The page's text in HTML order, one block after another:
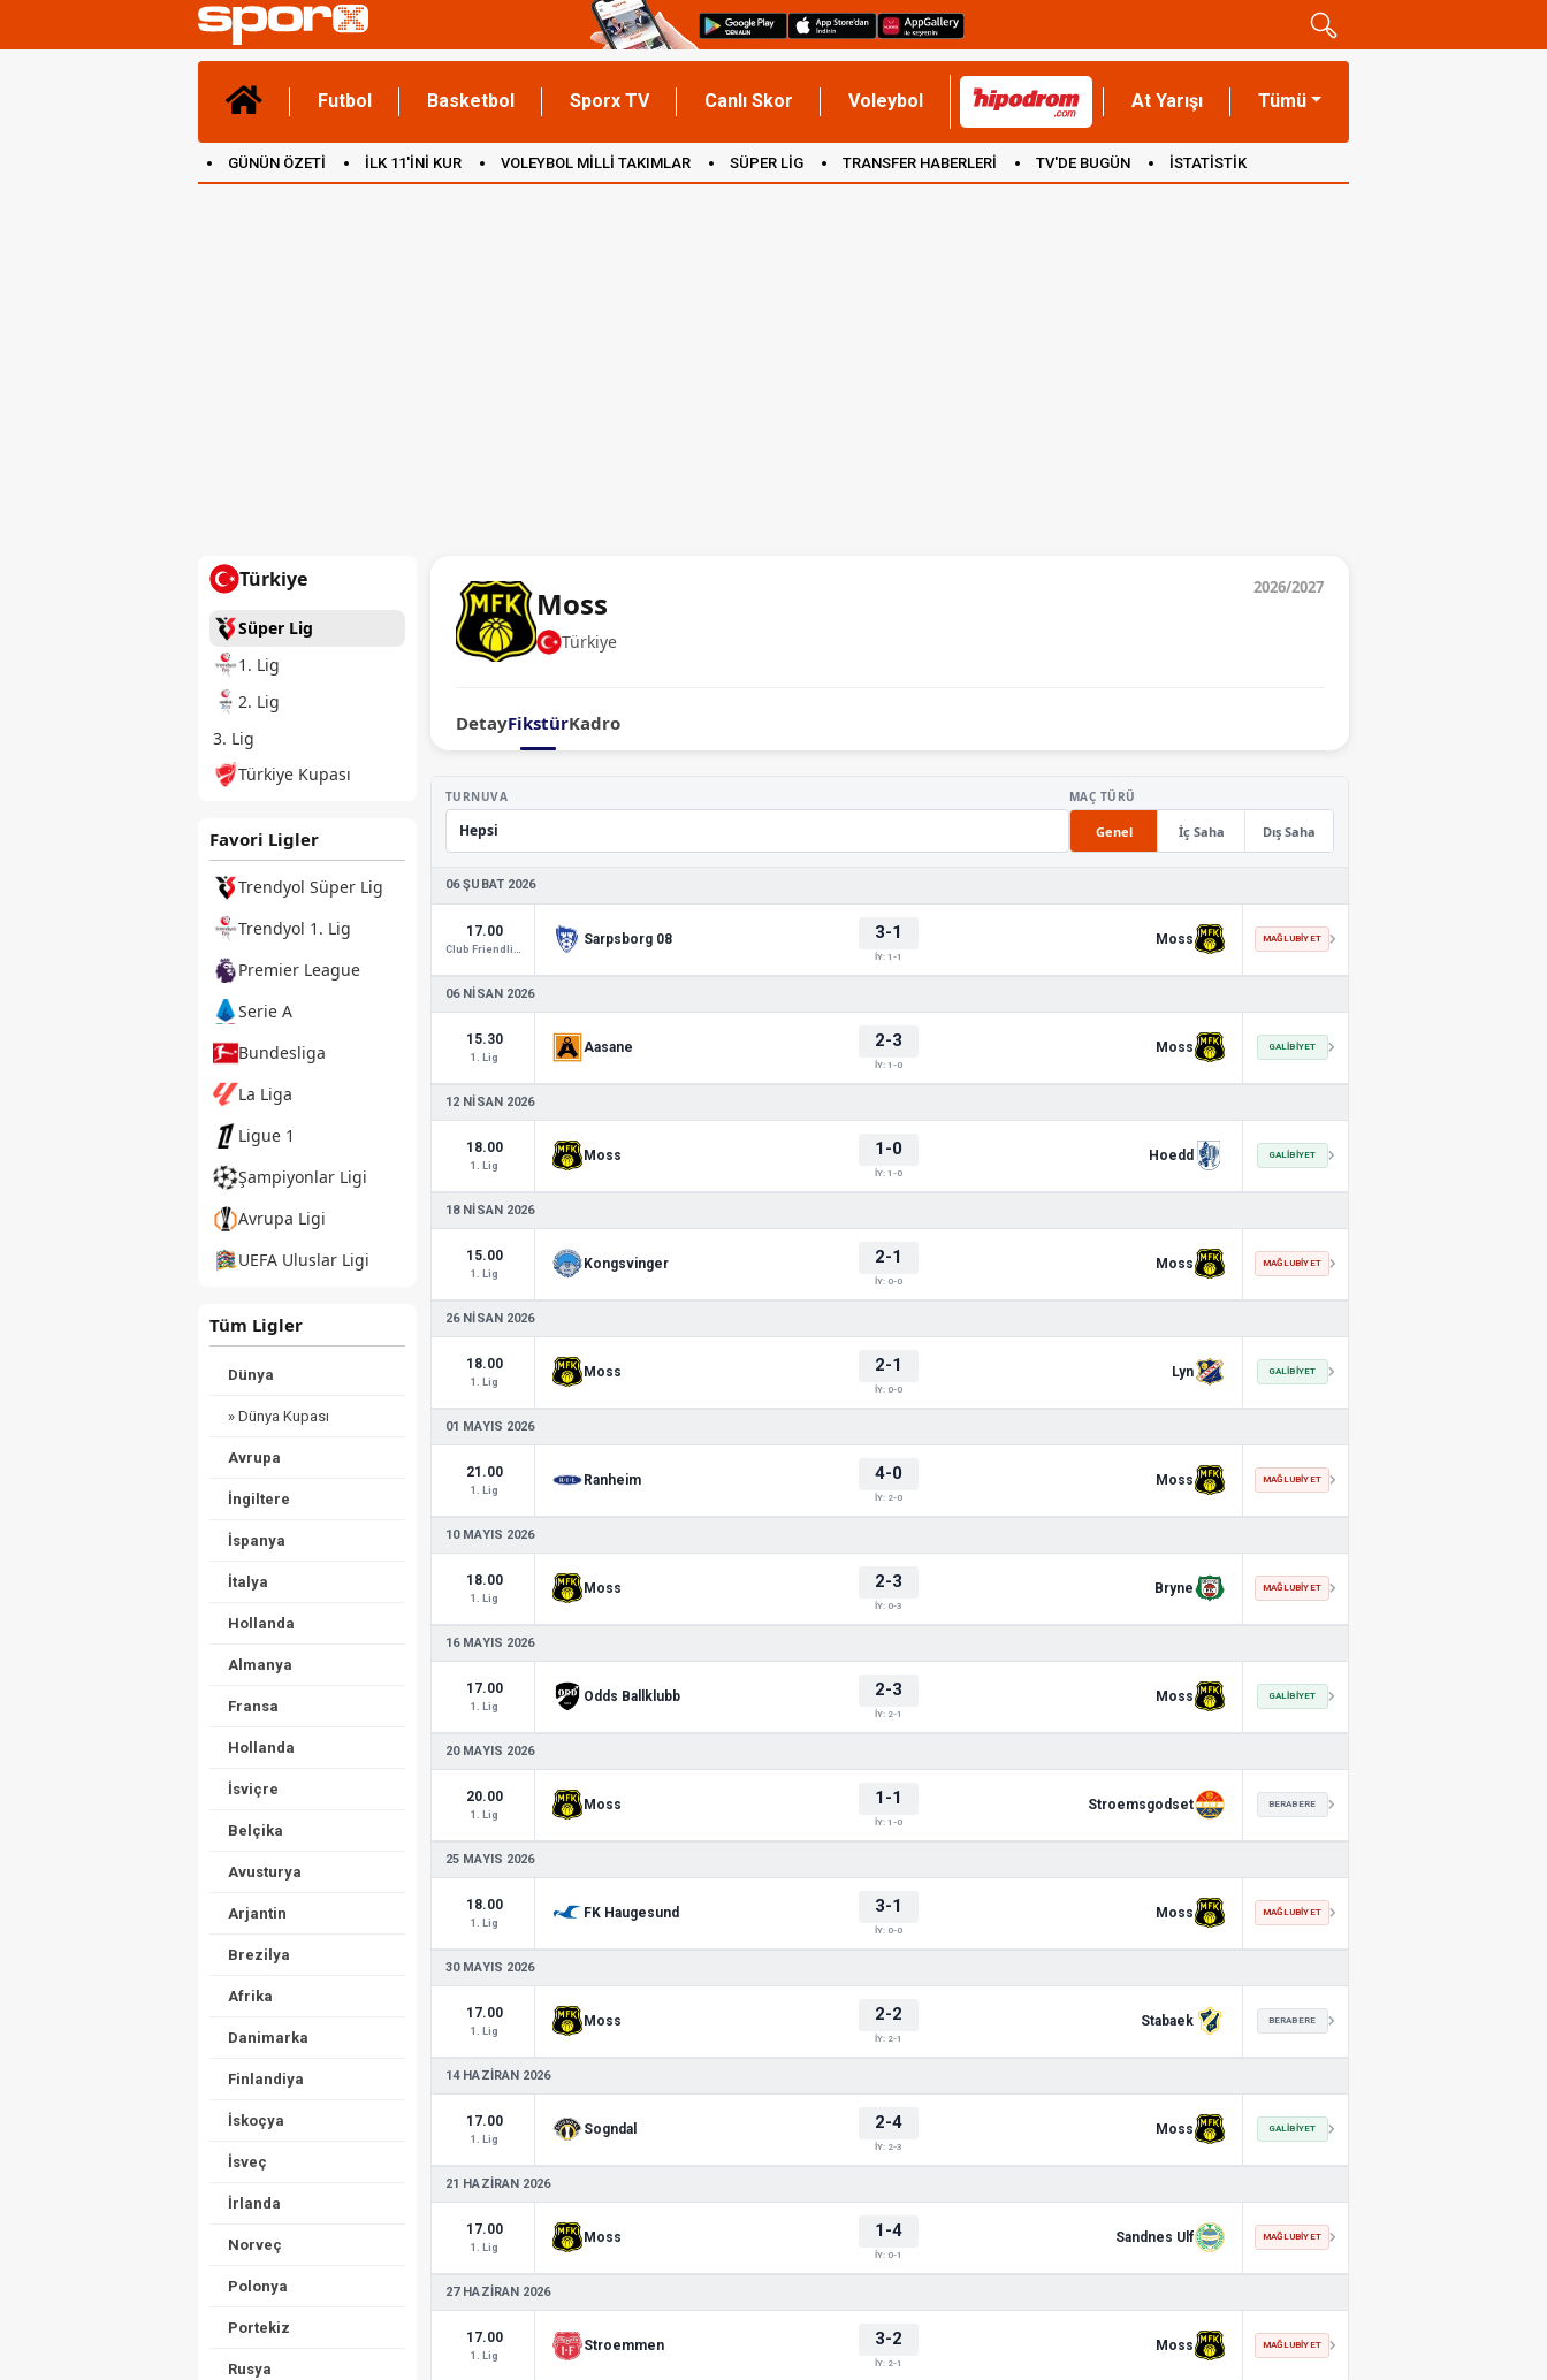
Futbol Basketbol Sporx TV Canlı Skor Voleybol At Yarışı Tümü
GÜNÜN ÖZETİ İLK 11'İNİ KUR VOLEYBOL MİLLİ TAKIMLAR SÜPER LİG TRANSFER HABERLERİ TV'DE BUGÜN İSTATİSTİK
Türkiye
Süper Lig
1. Lig
2. Lig
3. Lig
Türkiye Kupası
Favori Ligler
Trendyol Süper Lig
Trendyol 1. Lig
Premier League
Serie A
Bundesliga
La Liga
Ligue 1
Şampiyonlar Ligi
Avrupa Ligi
UEFA Uluslar Ligi
Tüm Ligler
Dünya
» Dünya Kupası
Avrupa
İngiltere
İspanya
İtalya
Hollanda
Almanya
Fransa
Hollanda
İsviçre
Belçika
Avusturya
Arjantin
Brezilya
Afrika
Danimarka
Finlandiya
İskoçya
İsveç
İrlanda
Norveç
Polonya
Portekiz
Rusya
2026/2027
Moss
Türkiye
DetayFikstürKadro
TURNUVA MAÇ TÜRÜ
Genel İç Saha Dış Saha
06 ŞUBAT 2026
17.00
Club Friendlies 1
Sarpsborg 08 3-1
İY: 1-1
Moss MAĞLUBIYET
06 NISAN 2026
15.30
1. Lig
Aasane 2-3
İY: 1-0
Moss GALIBIYET
12 NISAN 2026
18.00
1. Lig
Moss 1-0
İY: 1-0
Hoedd GALIBIYET
18 NISAN 2026
15.00
1. Lig
Kongsvinger 2-1
İY: 0-0
Moss MAĞLUBIYET
26 NISAN 2026
18.00
1. Lig
Moss 2-1
İY: 0-0
Lyn GALIBIYET
01 MAYIS 2026
21.00
1. Lig
Ranheim 4-0
İY: 2-0
Moss MAĞLUBIYET
10 MAYIS 2026
18.00
1. Lig
Moss 2-3
İY: 0-3
Bryne MAĞLUBIYET
16 MAYIS 2026
17.00
1. Lig
Odds Ballklubb 2-3
İY: 2-1
Moss GALIBIYET
20 MAYIS 2026
20.00
1. Lig
Moss 1-1
İY: 1-0
Stroemsgodset BERABERE
25 MAYIS 2026
18.00
1. Lig
FK Haugesund 3-1
İY: 0-0
Moss MAĞLUBIYET
30 MAYIS 2026
17.00
1. Lig
Moss 2-2
İY: 2-1
Stabaek BERABERE
14 HAZIRAN 2026
17.00
1. Lig
Sogndal 2-4
İY: 2-3
Moss GALIBIYET
21 HAZIRAN 2026
17.00
1. Lig
Moss 1-4
İY: 0-1
Sandnes Ulf MAĞLUBIYET
27 HAZIRAN 2026
17.00
1. Lig
Stroemmen 3-2
İY: 2-1
Moss MAĞLUBIYET